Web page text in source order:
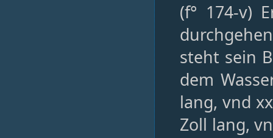
(f° 174-v)
steht sein
dem
lang, vnd
Zoll lang,